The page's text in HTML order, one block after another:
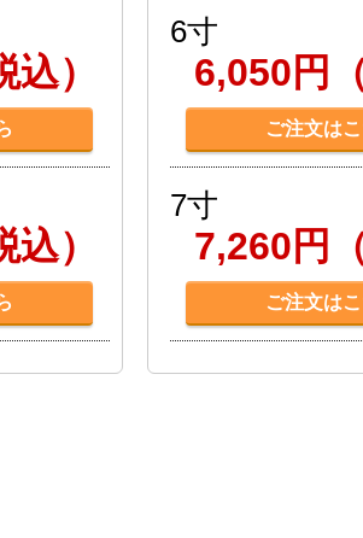
）
）
6寸
6,050円
ご注文は
7寸
7,260円
ご注文は